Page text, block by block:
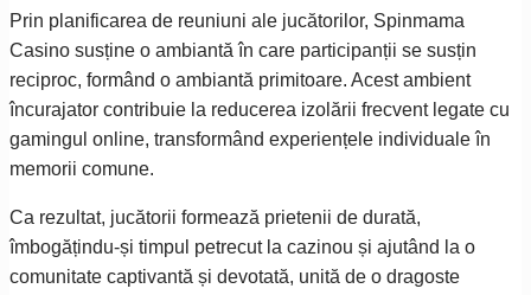
Prin planificarea de reuniuni ale jucătorilor, Spinmama
Casino susține o ambiantă în care participanții se susțin
reciproc, formând o ambiantă primitoare. Acest ambient
încurajator contribuie la reducerea izolării frecvent legate cu
gamingul online, transformând experiențele individuale în
memorii comune.
Ca rezultat, jucătorii formează prietenii de durată,
îmbogățindu-și timpul petrecut la cazinou și ajutând la o
comunitate captivantă și devotată, unită de o dragoste